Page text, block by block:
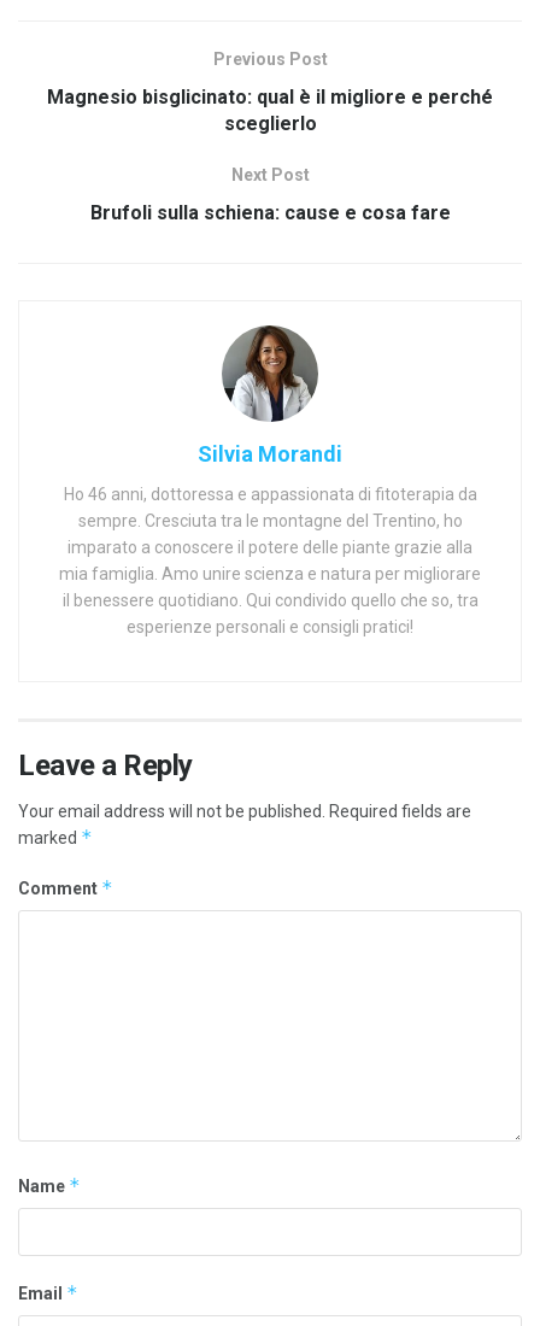
Previous Post
Magnesio bisglicinato: qual è il migliore e perché
sceglierlo
Next Post
Brufoli sulla schiena: cause e cosa fare
Silvia Morandi
Ho 46 anni, dottoressa e appassionata di fitoterapia da
sempre. Cresciuta tra le montagne del Trentino, ho
imparato a conoscere il potere delle piante grazie alla
mia famiglia. Amo unire scienza e natura per migliorare
il benessere quotidiano. Qui condivido quello che so, tra
esperienze personali e consigli pratici!
Leave a Reply
Your email address will not be published. Required fields are
marked *
Comment *
Name *
Email *